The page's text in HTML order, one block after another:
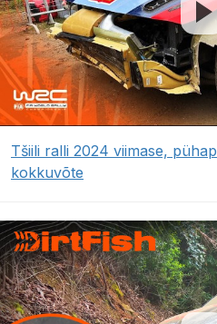
Tšiili ralli 2024 viimase,
kokkuvõte